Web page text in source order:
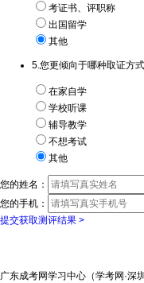
考证书、评职称
出国留学
其他
5.您更倾向于哪种取证方式
在家自学
学校听课
辅导教学
不想考试
其他
您的姓名：
您的手机：
提交获取测评结果 >
广东成考网学习中心（学考网·深